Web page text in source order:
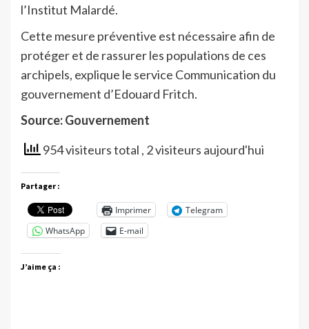
l’Institut Malardé.
Cette mesure préventive est nécessaire afin de
protéger et de rassurer les populations de ces
archipels, explique le service Communication du
gouvernement d’Edouard Fritch.
Source: Gouvernement
954 visiteurs total , 2 visiteurs aujourd'hui
Partager :
Imprimer
Telegram
WhatsApp
E-mail
J’aime ça :